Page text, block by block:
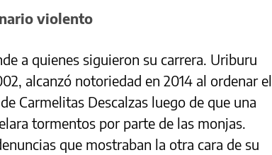
violento
a quienes siguieron su carrera. Uriburu
alcanzó notoriedad en 2014 al ordenar el
Carmelitas Descalzas luego de que una
tormentos por parte de las monjas.
que mostraban la otra cara de su